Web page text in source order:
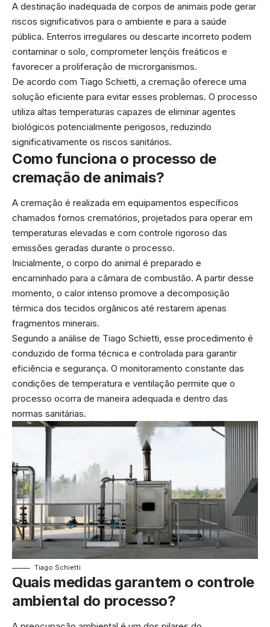
A destinação inadequada de corpos de animais pode gerar
riscos significativos para o ambiente e para a saúde
pública. Enterros irregulares ou descarte incorreto podem
contaminar o solo, comprometer lençóis freáticos e
favorecer a proliferação de microrganismos.
De acordo com Tiago Schietti, a cremação oferece uma
solução eficiente para evitar esses problemas. O processo
utiliza altas temperaturas capazes de eliminar agentes
biológicos potencialmente perigosos, reduzindo
significativamente os riscos sanitários.
Como funciona o processo de
cremação de animais?
A cremação é realizada em equipamentos específicos
chamados fornos crematórios, projetados para operar em
temperaturas elevadas e com controle rigoroso das
emissões geradas durante o processo.
Inicialmente, o corpo do animal é preparado e
encaminhado para a câmara de combustão. A partir desse
momento, o calor intenso promove a decomposição
térmica dos tecidos orgânicos até restarem apenas
fragmentos minerais.
Segundo a análise de Tiago Schietti, esse procedimento é
conduzido de forma técnica e controlada para garantir
eficiência e segurança. O monitoramento constante das
condições de temperatura e ventilação permite que o
processo ocorra de maneira adequada e dentro das
normas sanitárias.
Tiago Schietti
Quais medidas garantem o controle
ambiental do processo?